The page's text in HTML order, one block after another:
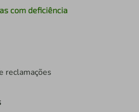
com deficiência
reclamações